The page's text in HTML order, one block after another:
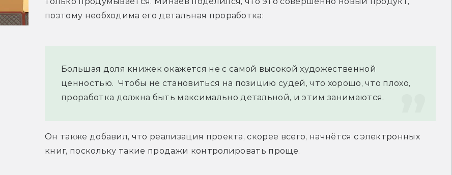
поэтому необходима его детальная проработка:
Большая доля книжек окажется не с самой высокой художественной
ценностью.  Чтобы не становиться на позицию судей, что хорошо, что плохо,
проработка должна быть максимально детальной, и этим занимаются.
Он также добавил, что реализация проекта, скорее всего, начнётся с электронных
книг, поскольку такие продажи контролировать проще.